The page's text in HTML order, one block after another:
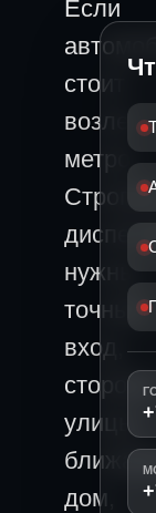
Если
стоит
возле
метро
нужны
точный
вход,
сторона
улицы,
дом,